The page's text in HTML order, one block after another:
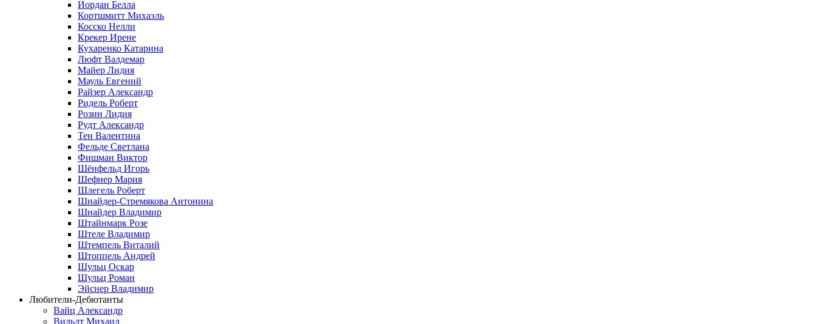
Иордан Белла
Кортшмитт Михаэль
Косско Нелли
Крекер Ирене
Кухаренко Катарина
Люфт Валдемaр
Майер Лидия
Мауль Евгений
Райзер Александр
Ридель Роберт
Розин Лидия
Рудт Александр
Тен Валентина
Фельде Светлана
Фишман Виктор
Шёнфельд Игорь
Шефнер Мария
Шлегель Роберт
Шнайдер-Стремякова Антонина
Шнайдер Владимир
Штайнмарк Розe
Штеле Владимир
Штемпель Виталий
Штоппель Андрей
Шульц Оскар
Шульц Роман
Эйснер Владимир
Любители-Дебютанты
Вайц Александр
Вильдт Михаил